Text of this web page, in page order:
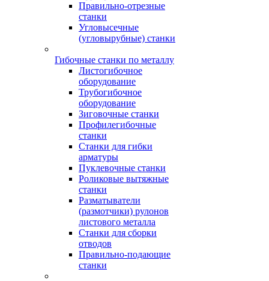
Правильно-отрезные
станки
Угловысечные
(угловырубные) станки
Гибочные станки по металлу
Листогибочное
оборудование
Трубогибочное
оборудование
Зиговочные станки
Профилегибочные
станки
Станки для гибки
арматуры
Пуклевочные станки
Роликовые вытяжные
станки
Разматыватели
(размотчики) рулонов
листового металла
Станки для сборки
отводов
Правильно-подающие
станки